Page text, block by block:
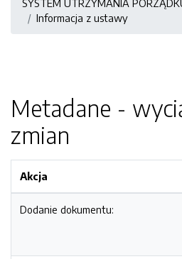
SYSTEM UTRZYMANIA
Informacja z ustawy
Metadane -
zmian
Akcja
Dodanie dokumentu: